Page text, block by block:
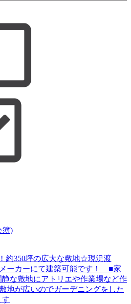
簿)
約350坪の広大な敷地☆現況渡
ーカーにて建築可能です！ ■家
な敷地にアトリエや作業場など作
地が広いのでガーデニングをした
す